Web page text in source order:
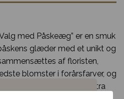
med Påskeæg” er en smuk
glæder med et unikt og
af floristen,
blomster i forårsfarver, og
der tilføjer en ekstra